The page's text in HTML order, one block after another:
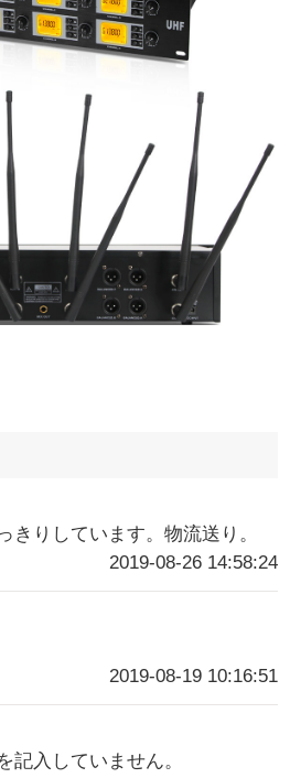
きりしています。物流送り。
2019-08-26 14:58:24
2019-08-19 10:16:51
記入していません。